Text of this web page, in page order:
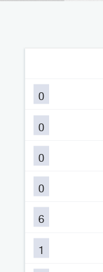
0
0
0
0
6
1